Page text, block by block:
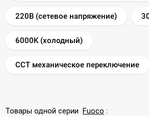
220В (сетевое напряжение)
6000K (холодный)
CCT механическое переключение
Товары одной серии Fuoco :